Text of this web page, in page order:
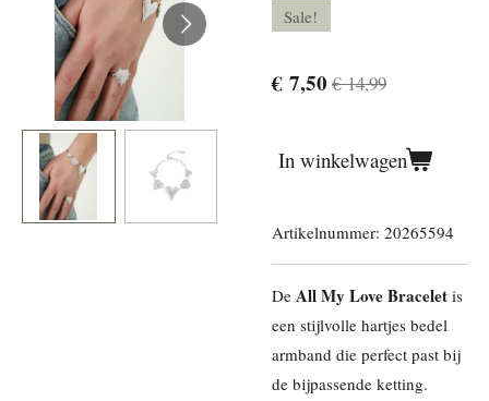
Sale!
€ 7,50 € 14,99
In winkelwagen
Artikelnummer: 20265594
De All My Love Bracelet is
een stijlvolle hartjes bedel
armband die perfect past bij
de bijpassende ketting.